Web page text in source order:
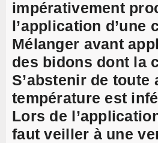
impérativement
l’application d’une
Mélanger avant
des bidons dont la
S’abstenir de
température est
Lors de
faut veiller à une